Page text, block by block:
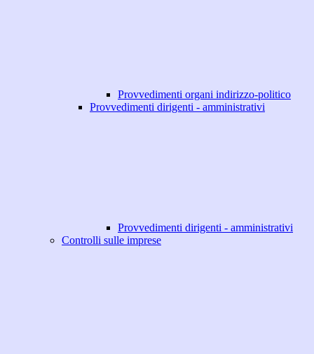
Provvedimenti organi indirizzo-politico
Provvedimenti dirigenti - amministrativi
Provvedimenti dirigenti - amministrativi
Controlli sulle imprese